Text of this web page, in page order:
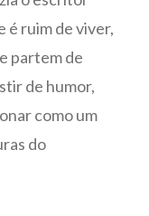
é ruim de viver,
partem de
de humor,
como um
do